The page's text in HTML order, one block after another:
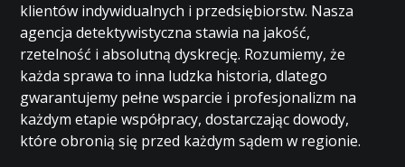
klientów indywidualnych i przedsiębiorstw. Nasza
agencja detektywistyczna stawia na jakość,
rzetelność i absolutną dyskrecję. Rozumiemy, że
każda sprawa to inna ludzka historia, dlatego
gwarantujemy pełne wsparcie i profesjonalizm na
każdym etapie współpracy, dostarczając dowody,
które obronią się przed każdym sądem w regionie.